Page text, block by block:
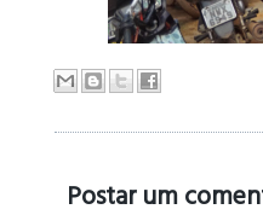
Postar um